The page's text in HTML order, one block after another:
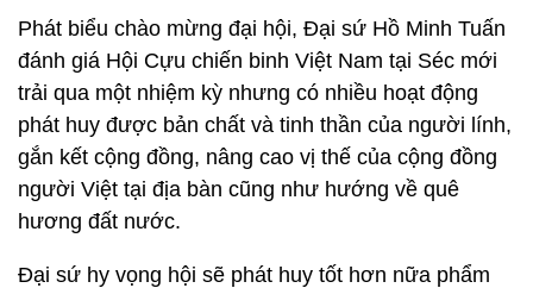
Phát biểu chào mừng đại hội, Đại sứ Hồ Minh Tuấn
đánh giá Hội Cựu chiến binh Việt Nam tại Séc mới
trải qua một nhiệm kỳ nhưng có nhiều hoạt động
phát huy được bản chất và tinh thần của người lính,
gắn kết cộng đồng, nâng cao vị thế của cộng đồng
người Việt tại địa bàn cũng như hướng về quê
hương đất nước.
Đại sứ hy vọng hội sẽ phát huy tốt hơn nữa phẩm